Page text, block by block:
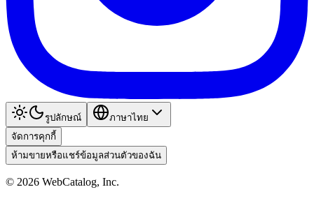
รูปลักษณ์
ภาษาไทย
จัดการคุกกี้
ห้ามขายหรือแชร์ข้อมูลส่วนตัวของฉัน
© 2026 WebCatalog, Inc.